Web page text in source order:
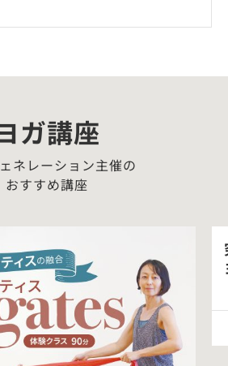
ガ講座
ネレーション主催の
おすすめ講座